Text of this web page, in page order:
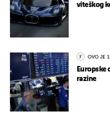
viteškog
OVO JE
Europske
razine